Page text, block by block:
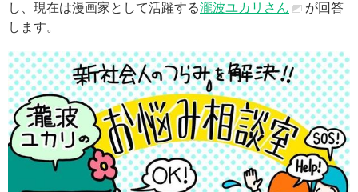
し、現在は漫画家として活躍する瀧波ユカリさん
が回答
します。